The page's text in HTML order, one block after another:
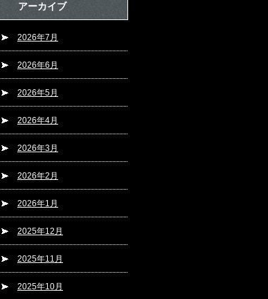
アーカイブ
2026年7月
2026年6月
2026年5月
2026年4月
2026年3月
2026年2月
2026年1月
2025年12月
2025年11月
2025年10月